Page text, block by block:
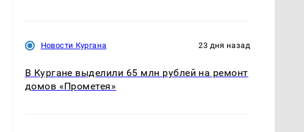
Новости Кургана 23 дня назад
В Кургане выделили 65 млн рублей на ремонт
домов «Прометея»